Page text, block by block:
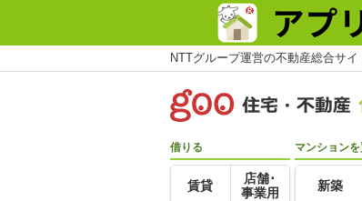
NTTグループ運営の不動産総合サ
借りる
賃貸
店舗･
事業用
マンションを
新築